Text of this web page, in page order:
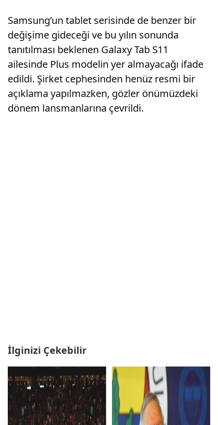
Samsung’un tablet serisinde de benzer bir
değişime gideceği ve bu yılın sonunda
tanıtılması beklenen Galaxy Tab S11
ailesinde Plus modelin yer almayacağı ifade
edildi. Şirket cephesinden henüz resmi bir
açıklama yapılmazken, gözler önümüzdeki
dönem lansmanlarına çevrildi.
İlginizi Çekebilir